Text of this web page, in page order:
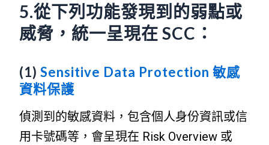
5.從下列功能發現到的弱點或
威脅，統一呈現在 SCC：
(1)Sensitive Data Protection 敏感
資料保護
偵測到的敏感資料，包含個人身份資訊或信
用卡號碼等，會呈現在 Risk Overview 或